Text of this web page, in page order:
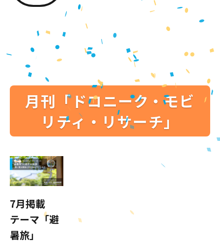
月刊「ドコニーク・モビ
リティ・リサーチ」
7月掲載
テーマ「避
暑旅」